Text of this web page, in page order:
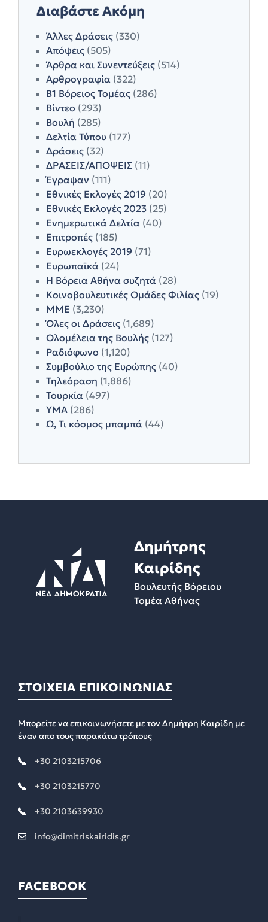
Διαβάστε Ακόμη
Άλλες Δράσεις (330)
Απόψεις (505)
Άρθρα και Συνεντεύξεις (514)
Αρθρογραφία (322)
Β1 Βόρειος Τομέας (286)
Βίντεο (293)
Βουλή (285)
Δελτία Τύπου (177)
Δράσεις (32)
ΔΡΑΣΕΙΣ/ΑΠΟΨΕΙΣ (11)
Έγραψαν (111)
Εθνικές Εκλογές 2019 (20)
Εθνικές Εκλογές 2023 (25)
Ενημερωτικά Δελτία (40)
Επιτροπές (185)
Ευρωεκλογές 2019 (71)
Ευρωπαϊκά (24)
Η Βόρεια Αθήνα συζητά (28)
Κοινοβουλευτικές Ομάδες Φιλίας (19)
ΜΜΕ (3,230)
Όλες οι Δράσεις (1,689)
Ολομέλεια της Βουλής (127)
Ραδιόφωνο (1,120)
Συμβούλιο της Ευρώπης (40)
Τηλεόραση (1,886)
Τουρκία (497)
ΥΜΑ (286)
Ω, Τι κόσμος μπαμπά (44)
Δημήτρης
Καιρίδης
Βουλευτής Βόρειου
Τομέα Αθήνας
ΣΤΟΙΧΕΙΑ ΕΠΙΚΟΙΝΩΝΙΑΣ
Μπορείτε να επικοινωνήσετε με τον Δημήτρη Καιρίδη με
έναν απο τους παρακάτω τρόπους
+30 2103215706
+30 2103215770
+30 2103639930
info@dimitriskairidis.gr
FACEBOOK